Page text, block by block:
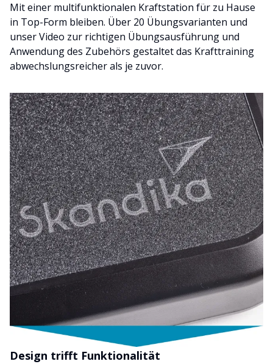
Mit einer multifunktionalen Kraftstation für zu Hause
in Top-Form bleiben. Über 20 Übungsvarianten und
unser Video zur richtigen Übungsausführung und
Anwendung des Zubehörs gestaltet das Krafttraining
abwechslungsreicher als je zuvor.
Design trifft Funktionalität